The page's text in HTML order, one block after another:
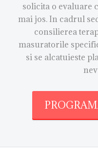
solicita o evaluare
mai jos. In cadrul
consilierea
masuratorile
si se alcatuieste